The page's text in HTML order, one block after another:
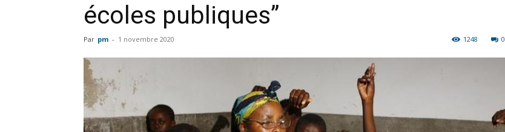
écoles publiques”
Par pm - 1 novembre 2020 0
1248